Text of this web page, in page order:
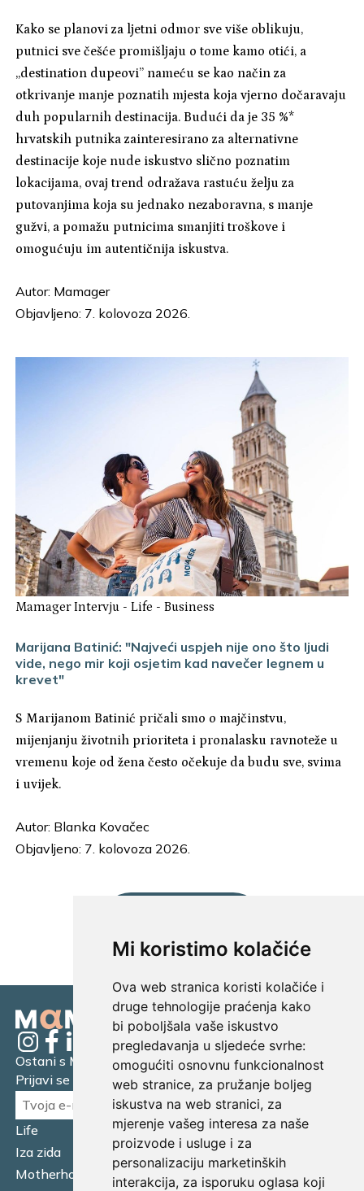
Mi koristimo kolačiće
Ova web stranica koristi kolačiće i
druge tehnologije praćenja kako
bi poboljšala vaše iskustvo
pregledavanja u sljedeće svrhe:
omogućiti osnovnu funkcionalnost
web stranice, za pružanje boljeg
iskustva na web stranici, za
mjerenje vašeg interesa za naše
proizvode i usluge i za
personalizaciju marketinških
interakcija, za isporuku oglasa koji
Kako se planovi za ljetni odmor sve više oblikuju,
putnici sve češće promišljaju o tome kamo otići, a
„destination dupeovi” nameću se kao način za
otkrivanje manje poznatih mjesta koja vjerno dočaravaju
duh popularnih destinacija. Budući da je 35 %*
hrvatskih putnika zainteresirano za alternativne
destinacije koje nude iskustvo slično poznatim
lokacijama, ovaj trend odražava rastuću želju za
putovanjima koja su jednako nezaboravna, s manje
gužvi, a pomažu putnicima smanjiti troškove i
omogućuju im autentičnija iskustva.
Autor: Mamager
Objavljeno: 7. kolovoza 2026.
Mamager Intervju -Life -Business
Marijana Batinić: "Najveći uspjeh nije ono što ljudi
vide, nego mir koji osjetim kad navečer legnem u
krevet"
S Marijanom Batinić pričali smo o majčinstvu,
mijenjanju životnih prioriteta i pronalasku ravnoteže u
vremenu koje od žena često očekuje da budu sve, svima
i uvijek.
Autor: Blanka Kovačec
Objavljeno: 7. kolovoza 2026.
Life
Financijska pismenost
Iza zida
Business
Motherhood
Tatager
Ostani s Mamagerom
Prijavi se na naš newsletter.